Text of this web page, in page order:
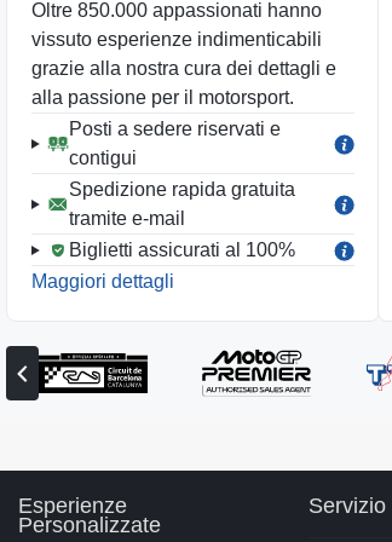
Oltre 850.000 appassionati hanno
vissuto esperienze indimenticabili
grazie alla nostra cura dei dettagli e
alla passione per il motorsport.
Posti a sedere riservati e
contigui
Spedizione rapida gratuita
tramite e-mail
Biglietti assicurati al 100%
Maggiori dettagli
Visualizza
il
Esperienze
Personalizzate
Servizio